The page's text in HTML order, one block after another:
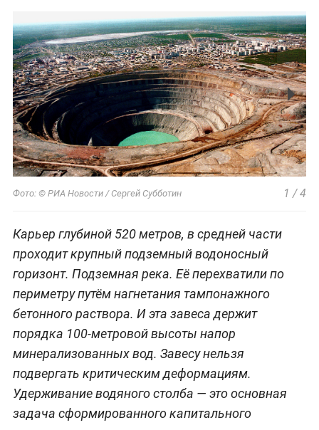
Фото: © РИА Новости / Сергей Субботин 1 /4
Карьер глубиной 520 метров, в средней части
проходит крупный подземный водоносный
горизонт. Подземная река. Её перехватили по
периметру путём нагнетания тампонажного
бетонного раствора. И эта завеса держит
порядка 100-метровой высоты напор
минерализованных вод. Завесу нельзя
подвергать критическим деформациям.
Удерживание водяного столба — это основная
задача сформированного капитального